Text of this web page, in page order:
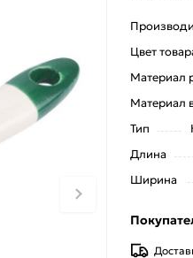
Цвет
Материал
Материал
Тип
Длина
Ширина